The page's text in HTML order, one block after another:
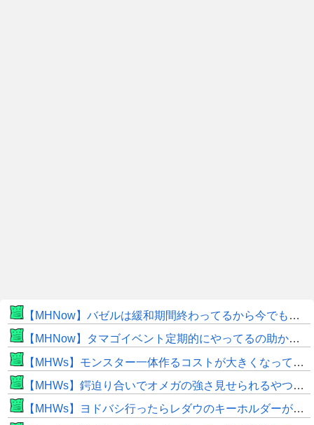
【MHNow】バゼルは緩和期間終わってるから今でもとんでもない数必要なんじゃない？
【MHNow】タマゴイベント定期的にやってるの助かるよね
【MHWs】モンスター一体作るコストが大きくなっている昨今でこそ亜種に頼るべきだよな
【MHWs】鍔迫り合いでオメガの強さ見せられるやつ一番すき
【MHWs】ヨドバシ行ったらレダウのキーホルダーが100円で売ってて草